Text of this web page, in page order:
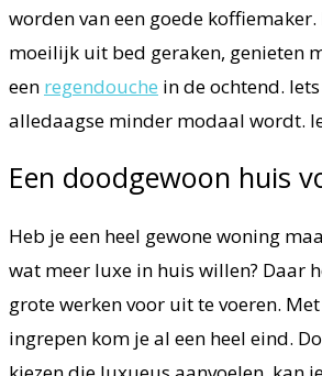
worden van een goede
moeilijk uit bed geraken, genieten
een regendouche in de ochtend.
alledaagse minder modaal wordt.
Een doodgewoon huis
Heb je een heel gewone woning
wat meer luxe in huis willen? Daar
grote werken voor uit te voeren.
ingrepen kom je al een heel eind.